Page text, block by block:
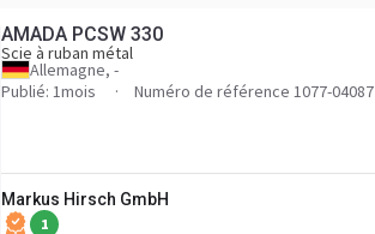
AMADA PCSW 330
Scie à ruban métal
Allemagne, -
Publié: 1mois
Numéro de référence 1077-04087
Markus Hirsch GmbH
1